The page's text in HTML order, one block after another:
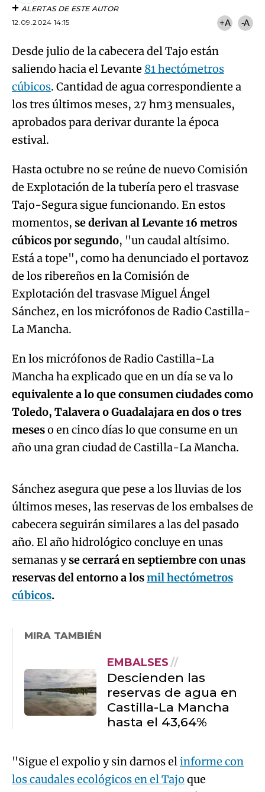
ALERTAS DE ESTE AUTOR
12.09.2024 14:15
+A -A
Desde julio de la cabecera del Tajo están
saliendo hacia el Levante 81 hectómetros
cúbicos. Cantidad de agua correspondiente a
los tres últimos meses, 27 hm3 mensuales,
aprobados para derivar durante la época
estival.
Hasta octubre no se reúne de nuevo Comisión
de Explotación de la tubería pero el trasvase
Tajo-Segura sigue funcionando. En estos
momentos, se derivan al Levante 16 metros
cúbicos por segundo, "un caudal altísimo.
Está a tope", como ha denunciado el portavoz
de los ribereños en la Comisión de
Explotación del trasvase Miguel Ángel
Sánchez, en los micrófonos de Radio Castilla-
La Mancha.
En los micrófonos de Radio Castilla-La
Mancha ha explicado que en un día se va lo
equivalente a lo que consumen ciudades como
Toledo, Talavera o Guadalajara en dos o tres
meseso en cinco días lo que consume en un
año una gran ciudad de Castilla-La Mancha.
Algo salió mal.
An error occurred, please try again later.
Try again
Sánchez asegura que pese a los lluvias de los
últimos meses, las reservas de los embalses de
cabecera seguirán similares a las del pasado
año. El año hidrológico concluye en unas
semanas yse cerrará en septiembre con unas
reservas del entorno a losmil hectómetros
cúbicos.
MIRA TAMBIÉN
EMBALSES
Descienden las
reservas de agua en
Castilla-La Mancha
hasta el 43,64%
"Sigue el expolio y sin darnos elinforme con
los caudales ecológicos en el Tajo que